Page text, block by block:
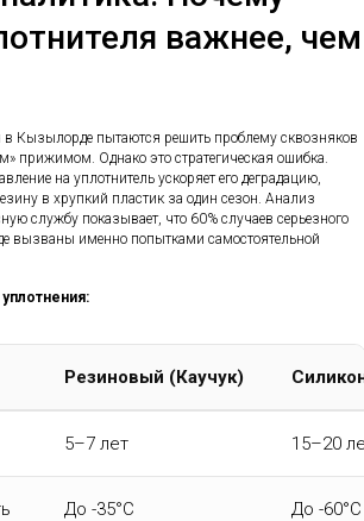
важнее, чем
Кызылорде пытаются решить проблему сквозняков
прижимом. Однако это стратегическая ошибка.
на уплотнитель ускоряет его деградацию,
в хрупкий пластик за один сезон. Анализ
службу показывает, что 60% случаев серьезного
вызваны именно попытками самостоятельной
Резиновый (Каучук)
5–7 лет 15–20
До -35°C До -60°C